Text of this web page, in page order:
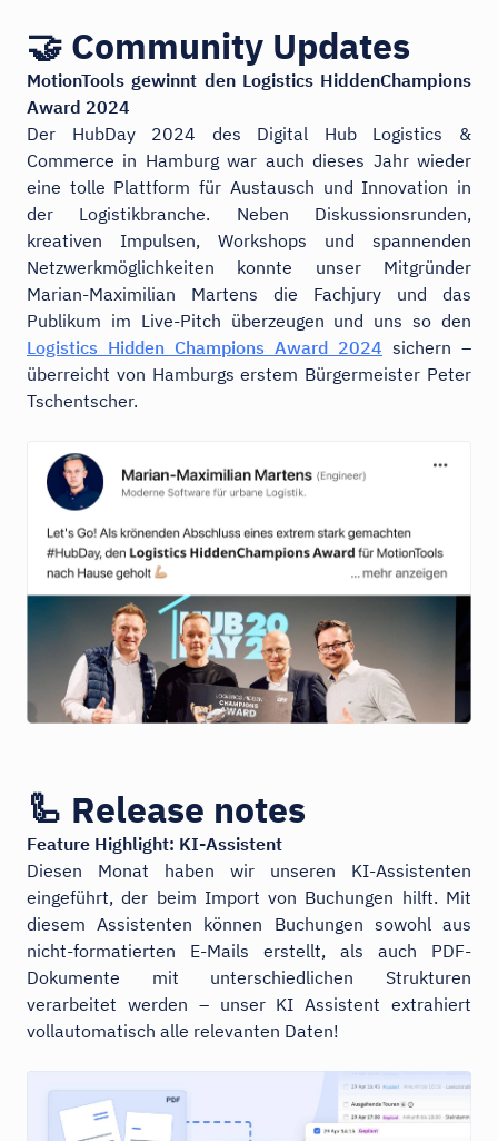
🤝 Community Updates
MotionTools gewinnt den Logistics HiddenChampions
Award 2024
Der HubDay 2024 des Digital Hub Logistics &
Commerce in Hamburg war auch dieses Jahr wieder
eine tolle Plattform für Austausch und Innovation in
der Logistikbranche. Neben Diskussionsrunden,
kreativen Impulsen, Workshops und spannenden
Netzwerkmöglichkeiten konnte unser Mitgründer
Marian-Maximilian Martens die Fachjury und das
Publikum im Live-Pitch überzeugen und uns so den
Logistics Hidden Champions Award 2024 sichern –
überreicht von Hamburgs erstem Bürgermeister Peter
Tschentscher.
🦾 Release notes
Feature Highlight: KI-Assistent
Diesen Monat haben wir unseren KI-Assistenten
eingeführt, der beim Import von Buchungen hilft. Mit
diesem Assistenten können Buchungen sowohl aus
nicht-formatierten E-Mails erstellt, als auch PDF-
Dokumente mit unterschiedlichen Strukturen
verarbeitet werden – unser KI Assistent extrahiert
vollautomatisch alle relevanten Daten!